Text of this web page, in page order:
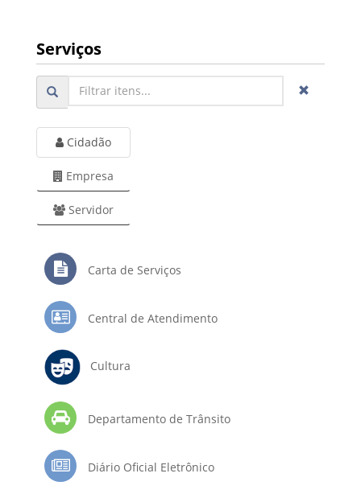
Serviços
Cidadão
Empresa
Servidor
Carta de Serviços
Central de Atendimento
Cultura
Departamento de Trânsito
Diário Oficial Eletrônico